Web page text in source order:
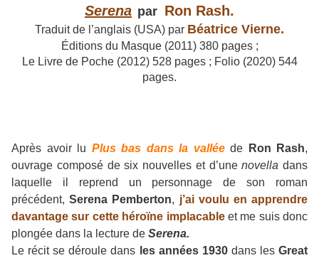
Serena par Ron Rash.
Traduit de l’anglais (USA) par Béatrice Vierne.
Éditions du Masque (2011) 380 pages ;
Le Livre de Poche (2012) 528 pages ; Folio (2020) 544
pages.
Après avoir lu Plus bas dans la valléede Ron Rash,
ouvrage composé de six nouvelles et d’unenovella dans
laquelle il reprend un personnage de son roman
précédent,Serena Pemberton, j’ai voulu en apprendre
davantage sur cette héroïne implacableet me suis donc
plongée dans la lecture de Serena.
Le récit se déroule dans les années 1930dans lesGreat